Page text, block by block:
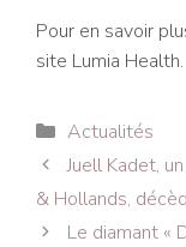
Pour en savoir
site Lumia Health.
Catégories
Actualités
Navigation
des
articles
Juell Kadet,
& Hollands,
Le diamant «